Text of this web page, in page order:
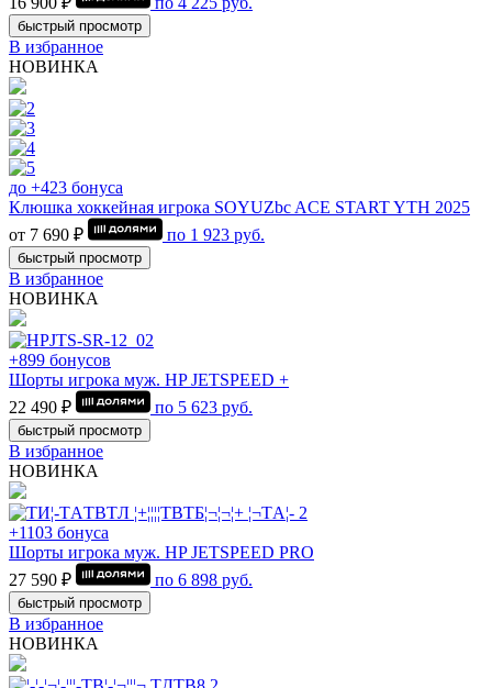
быстрый просмотр
В избранное
НОВИНКА
до +423 бонуса
Клюшка хоккейная игрока SOYUZbc ACE START YTH 2025
от 7 690 ₽
по 1 923 руб.
быстрый просмотр
В избранное
НОВИНКА
+899 бонусов
Шорты игрока муж. HP JETSPEED +
22 490 ₽
по 5 623 руб.
быстрый просмотр
В избранное
НОВИНКА
+1103 бонуса
Шорты игрока муж. HP JETSPEED PRO
27 590 ₽
по 6 898 руб.
быстрый просмотр
В избранное
НОВИНКА